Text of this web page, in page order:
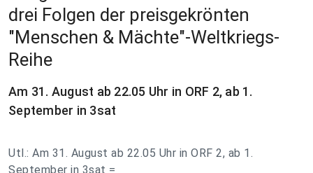
drei Folgen der preisgekrönten
"Menschen & Mächte"-Weltkriegs-
Reihe
Am 31. August ab 22.05 Uhr in ORF 2, ab 1.
September in 3sat
Utl.: Am 31. August ab 22.05 Uhr in ORF 2, ab 1.
September in 3sat =